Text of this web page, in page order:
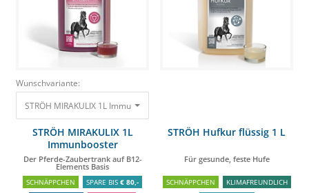
Wunschvariante:
STRÖH MIRAKULIX 1L Immunbooster Der Pferde-Zaubertrank auf B12-
STRÖH MIRAKULIX 1L
Immunbooster
Der Pferde-Zaubertrank auf B12-
Elements Basis
SCHNÄPPCHEN SPARE BIS € 80,-
STRÖH Hufkur flüssig 1 L
Für gesunde, feste Hufe
SCHNÄPPCHEN
KLIMAFREUNDLICH